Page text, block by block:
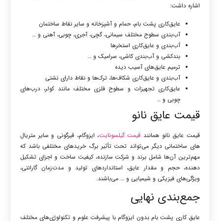
اشاره داشت:
عایق‌کاری پشت بام، حمام و آشپزخانه و سایر نقاط ساختمان
آب‌بندی سطوح مختلف سیمانی، گچی، آجری، چوبی، آهنی و …
آب‌بندی و عایق‌کاری استخرها
بندکشی و آب‌بندی کاشی، سرامیک و …
ترمیم عایق‌های آسیب دیده
آب‌بندی و عایق‌کاری شکاف‌ها، ترک‌ها و نقاط دارای نشتی
عایق‌کاری تجهیزات و سطوح فلزی مختلف مانند کولر، درب‌های
چوبی و …
قیمت عایق نانو
قیمت عایق نانو همانند قیمت گیلسونایت، ایزوگام، قیرگونی و سایر متریال
های ساختمانی دیگر می‌تواند تحت تأثیر برگ خریدهای مختلفی باشد که
مهم‌ترین آن‌ها شامل برند و شرکت سازنده، کیفیت ساخت و اجزای تشکیل
دهنده، حجم و مقدار عایق، استانداردهای تولید و مدت‌زمان گارانتی،
ویژگی‌های فیزیکی و شیمیایی و … می‌باشند.
جمع‌بندی نهایی
عایق کاری پشت بام بدون ایزوگام با پیشرفت علوم و تکنولوژی‌های مختلف